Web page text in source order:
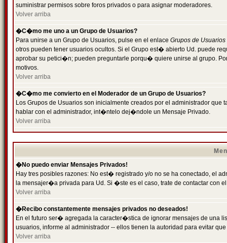
suministrar permisos sobre foros privados o para asignar moderadores.
Volver arriba
�C�mo me uno a un Grupo de Usuarios?
Para unirse a un Grupo de Usuarios, pulse en el enlace Grupos de Usuarios
otros pueden tener usuarios ocultos. Si el Grupo est� abierto Ud. puede
aprobar su petici�n; pueden preguntarle porqu� quiere unirse al grupo.
motivos.
Volver arriba
�C�mo me convierto en el Moderador de un Grupo de Usuarios?
Los Grupos de Usuarios son inicialmente creados por el administrador
hablar con el administrador, int�ntelo dej�ndole un Mensaje Privado.
Volver arriba
�No puedo enviar Mensajes Privados!
Hay tres posibles razones: No est� registrado y/o no se ha conectado, el
la mensajer�a privada para Ud. Si �ste es el caso, trate de contactar con
Volver arriba
�Recibo constantemente mensajes privados no deseados!
En el futuro ser� agregada la caracter�stica de ignorar mensajes de una
usuarios, informe al administrador -- ellos tienen la autoridad para evitar
Volver arriba